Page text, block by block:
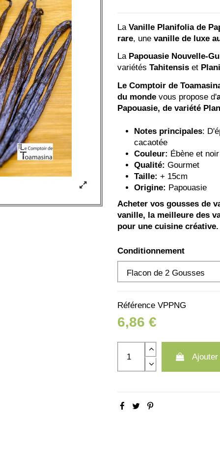
La Vanille Planifolia de
rare, unevanille de luxe
La Papouasie Nouvelle-
variétés Tahitensiset
Le Comptoir de
du mondevous propose d'
Papouasie, de variété
Notes principales:
cacaotée
Couleur: Ébène et noir
Qualité: Gourmet
Taille: + 15cm
Origine: Papouasie
Acheter vos gousses de
vanille, la meilleure des
pour une cuisine créative.
Conditionnement
Référence VPPNG
6,86 €
Ajouter